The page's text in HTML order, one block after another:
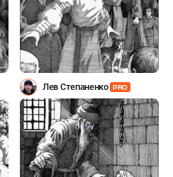
Лев Степаненко PRO